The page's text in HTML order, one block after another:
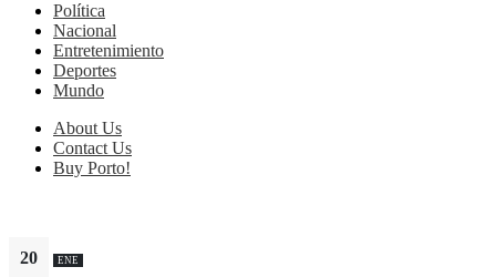
Política
Nacional
Entretenimiento
Deportes
Mundo
About Us
Contact Us
Buy Porto!
20 ENE